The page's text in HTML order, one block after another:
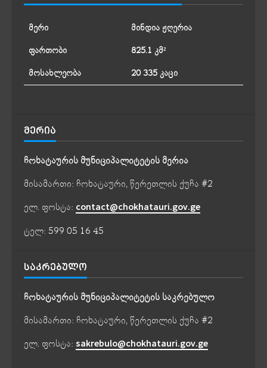
მერი
მინდია ჟღერია
ფართობი
825.1 კმ²
მოსახლეობა
20 335 კაცი
ᲛᲔᲠᲘᲐ
ჩოხატაურის მუნიციპალიტეტის მერია
მისამართი: ჩოხატაური, წერეთლის ქუჩა #2
ელ. ფოსტა: contact@chokhatauri.gov.ge
ტელ: 599 05 16 45
ᲡᲐᲙᲠᲔᲑᲣᲚᲝ
ჩოხატაურის მუნიციპალიტეტის საკრებულო
მისამართი: ჩოხატაური, წერეთლის ქუჩა #2
ელ. ფოსტა: sakrebulo@chokhatauri.gov.ge